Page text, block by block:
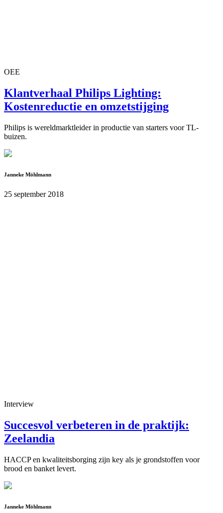
OEE
Klantverhaal Philips Lighting:
Kostenreductie en omzetstijging
Philips is wereldmarktleider in productie van starters voor TL-
buizen.
Janneke Möhlmann
25 september 2018
Interview
Succesvol verbeteren in de praktijk:
Zeelandia
HACCP en kwaliteitsborging zijn key als je grondstoffen voor
brood en banket levert.
Janneke Möhlmann